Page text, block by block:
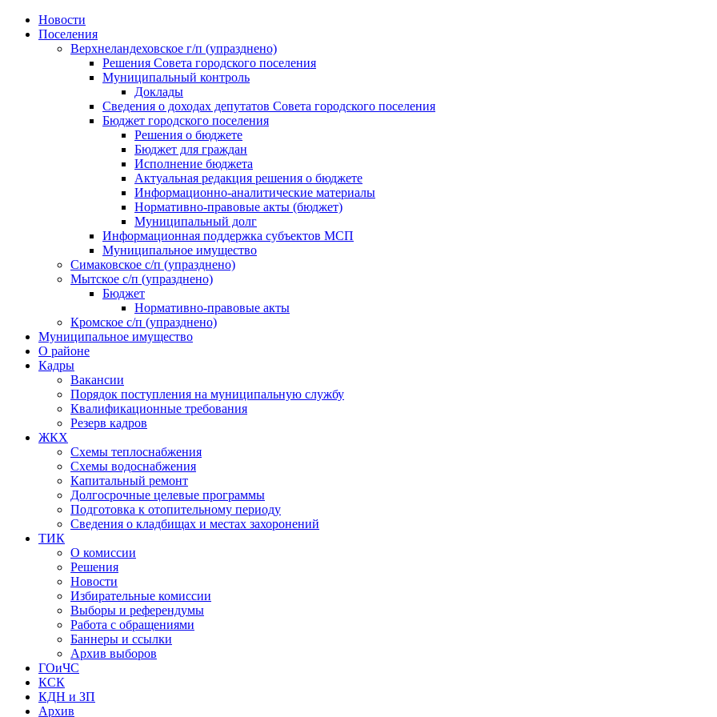
Skip
Новости
Поселения
Верхнеландеховское г/п (упразднено)
Решения Совета городского поселения
Муниципальный контроль
Доклады
Сведения о доходах депутатов Совета городского поселения
Бюджет городского поселения
Решения о бюджете
Бюджет для граждан
Исполнение бюджета
Актуальная редакция решения о бюджете
Информационно-аналитические материалы
Нормативно-правовые акты (бюджет)
Муниципальный долг
Информационная поддержка субъектов МСП
Муниципальное имущество
Симаковское с/п (упразднено)
Мытское с/п (упразднено)
Бюджет
Нормативно-правовые акты
Кромское с/п (упразднено)
Муниципальное имущество
О районе
Кадры
Вакансии
Порядок поступления на муниципальную службу
Квалификационные требования
Резерв кадров
ЖКХ
Схемы теплоснабжения
Схемы водоснабжения
Капитальный ремонт
Долгосрочные целевые программы
Подготовка к отопительному периоду
Сведения о кладбищах и местах захоронений
ТИК
О комиссии
Решения
Новости
Избирательные комиссии
Выборы и референдумы
Работа с обращениями
Баннеры и ссылки
Архив выборов
ГОиЧС
КСК
КДН и ЗП
Архив